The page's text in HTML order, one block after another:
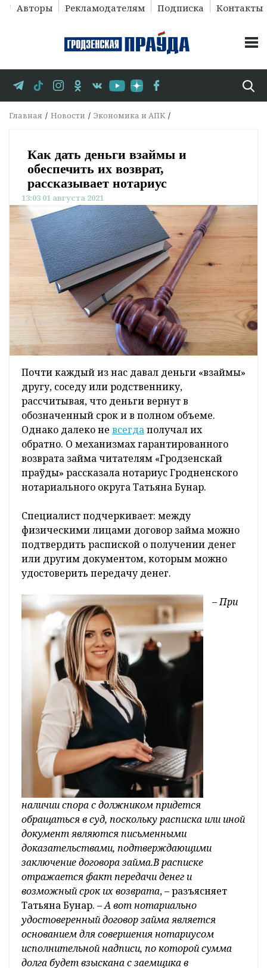
Авторы Рекламодателям Подписка Контакты
Главная Новости Экономика и АПК
Как дать деньги взаймы и
обеспечить их возврат,
рассказывает нотариус
13:03 01 августа 2021
Почти каждый из нас давал деньги «взаймы»
другу, соседу или родственнику,
рассчитывая, что деньги вернут в
обозначенный срок и в полном объеме.
Однако далеко не всегдаполучал их
обратно. О механизмах гарантированного
возврата займа читателям «Гродзенскай
праўды» рассказала нотариус Гродненского
нотариального округа Татьяна Бунар.
Специалист подчеркивает: между
физическими лицами договор займа можно
подтвердить распиской о получении денег
или другим документом, которым можно
удостоверить передачу денег.
–При
наличии спора с должником придется
обращаться в суд, поскольку расписка или иной
документ являются письменными
доказательствами, подтверждающими
заключение договора займа.В расписке
отражается факт передачи денег и
возможный срок их возврата, – разъясняет
Татьяна Бунар. –А вот нотариально
удостоверенный договор займа является
основанием для совершения нотариусом
исполнительной надписи, по которой сумма
долга будет взыскана с заемщика в